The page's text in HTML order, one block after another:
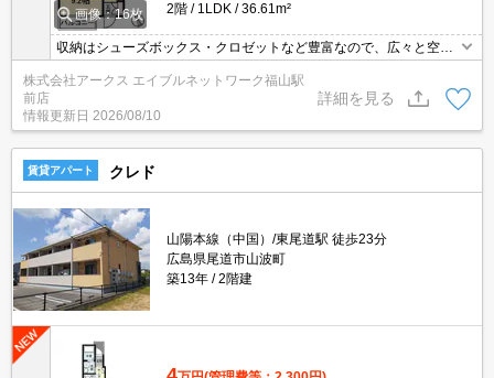
画像：16枚
2階
1LDK 36.61m²
収納はシューズボックス・クロゼットなど豊富なので、広々と空間
を利用することも可能です。化粧品や洗面道具といった小物もスッ
キリまとめて収納できる独立洗面台があります。来訪者の顔が確認
できる、安心のTVインターホン付きです。駐車場がご利用いただけ
る物件です。お忙しい方にオススメ、敷地内にごみ置き場のある物
件です。
株式会社アークス エイブルネットワーク福山駅
前店
情報更新日 2026/08/10
詳細を見る
賃貸アパート クレド
山陽本線（中国）/東尾道駅 徒歩23分
広島県尾道市山波町
築13年
2階建